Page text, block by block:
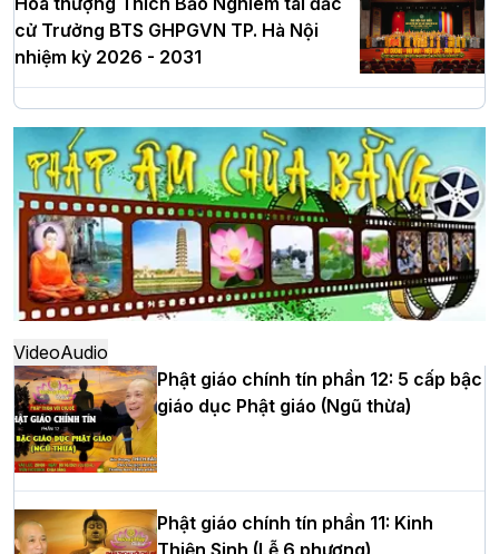
cử Trưởng BTS GHPGVN TP. Hà Nội
nhiệm kỳ 2026 - 2031
Hà Nội: Long trọng lễ khởi công xây
dựng Trung tâm văn hóa Phật giáo Thủ
đô
Hà Nội: Ngày tu học cuối cùng khép lại
khóa sinh hoạt Phật pháp mùa hè lần
thứ XIV tại chùa Bằng
Học yêu thương trong ngày tu tập thứ
tư của Khóa sinh hoạt Phật pháp mùa
hè tại chùa Bằng
VideoAudio
Phật giáo chính tín phần 12: 5 cấp bậc
giáo dục Phật giáo (Ngũ thừa)
Phật giáo chính tín phần 11: Kinh
Thiện Sinh (Lễ 6 phương)